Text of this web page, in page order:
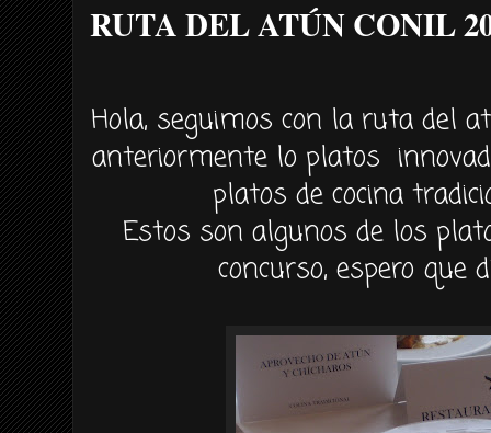
RUTA DEL ATÚN CONIL
Hola, seguimos con la ruta del
anteriormente lo platos
platos de cocina
Estos son algunos de los
concurso, espero que